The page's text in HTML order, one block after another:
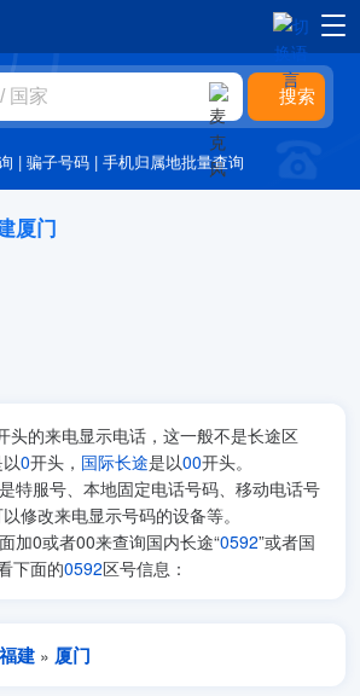
|骗子号码 |手机归属地批量查询
厦门
头的来电显示电话，这一般不是长途区
0开头， 国际长途是以00开头。
特服号、本地固定电话号码、移动电话号
修改来电显示号码的设备等。
加0或者00来查询国内长途“0592”或者国
下面的0592区号信息：
福建 » 厦门